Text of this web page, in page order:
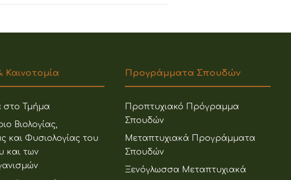
Καινοτομία
στο Τμήμα
Βιολογίας,
και Φυσιολογίας του
και των
Προγράμματα Σπουδών
Προπτυχιακό Πρόγραμμα
Σπουδών
Μεταπτυχιακά Προγράμματα
Σπουδών
Ξενόγλωσσα Μεταπτυχιακά